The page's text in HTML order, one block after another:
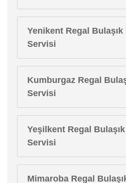
Yenikent Regal
Servisi
Kumburgaz Regal
Servisi
Yeşilkent Regal
Servisi
Mimaroba Regal